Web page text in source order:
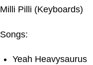
Milli Pilli (Keyboards)
Songs:
Yeah Heavysaurus